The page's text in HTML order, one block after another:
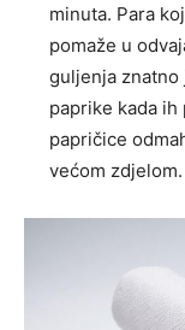
minuta. Para
pomaže u
guljenja
paprike kada
papričice
većom zdjelom.